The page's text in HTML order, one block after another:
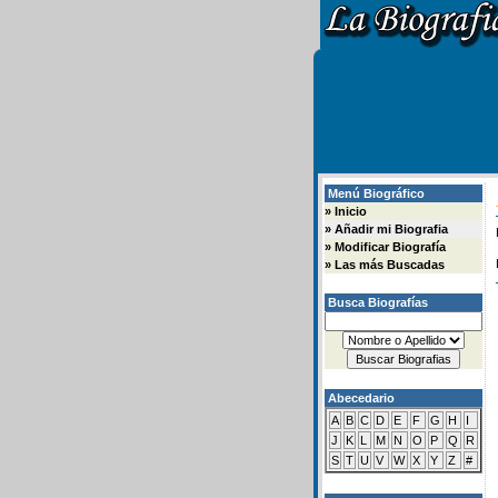
Menú Biográfico
» Inicio
» Añadir mi Biografia
» Modificar Biografía
» Las más Buscadas
Busca Biografías
Abecedario
A B C D E F G H
I
J
K L M N O P Q
R
S T U V W X Y Z #